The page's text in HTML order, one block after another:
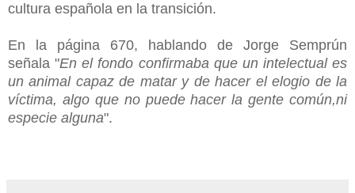
cultura española en la transición.
En la página 670, hablando de Jorge Semprún
señala "En el fondo confirmaba que un intelectual es
un animal capaz de matar y de hacer el elogio de la
víctima, algo que no puede hacer la gente común,ni
especie alguna".